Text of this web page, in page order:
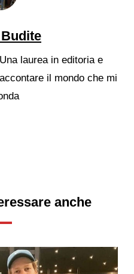
laurea in editoria e
il mondo che mi
anche